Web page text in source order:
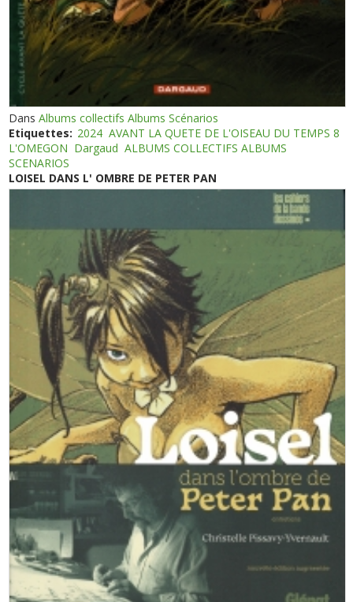
DansAlbums collectifs Albums Scénarios
Etiquettes: 2024 AVANT LA QUETE DE L'OISEAU DU TEMPS 8
L'OMEGON Dargaud ALBUMS COLLECTIFS ALBUMS
SCENARIOS
LOISEL DANS L' OMBRE DE PETER PAN